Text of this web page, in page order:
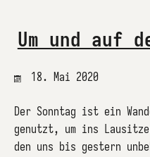
Um und auf
18. Mai 2020
Der Sonntag ist ein
genutzt, um ins
den uns bis gestern